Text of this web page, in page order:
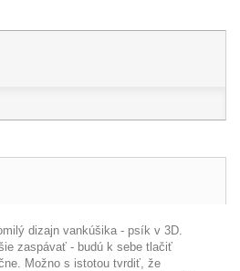
dizajn vankúšika - psík v 3D
zaspávať - budú k sebe tlačiť
Možno s istotou tvrdiť že